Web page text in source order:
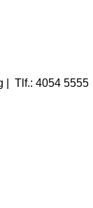
| Tlf.: 4054